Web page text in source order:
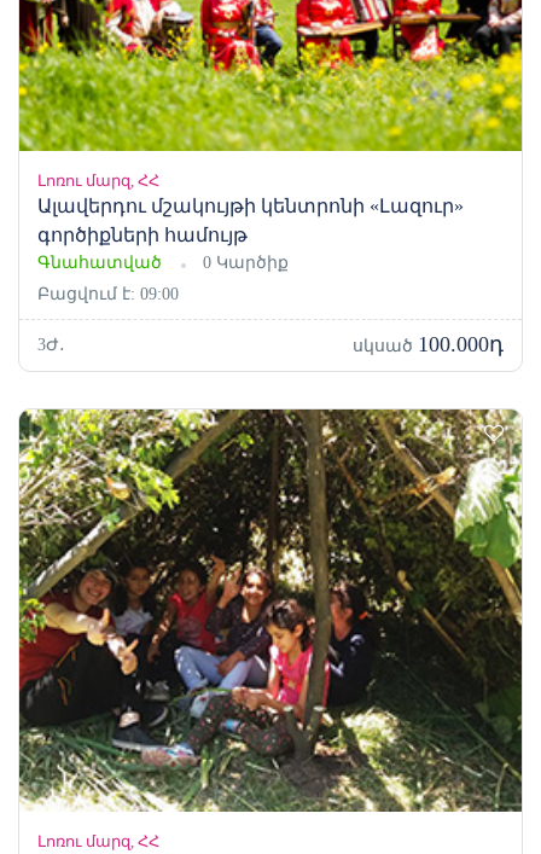
Լոռու մարզ, ՀՀ
Ալավերդու մշակույթի կենտրոնի «Լազուր»
գործիքների համույթ
Գնահատված
0 Կարծիք
Բացվում է: 09:00
3Ժ․ սկսած 100.000դ
Լոռու մարզ, ՀՀ